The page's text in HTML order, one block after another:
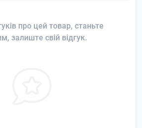
про цей товар, станьте
залиште свій відгук.